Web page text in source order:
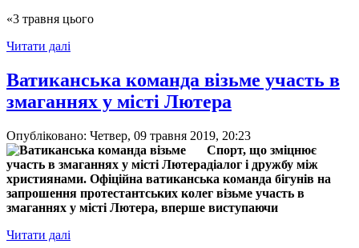
«3 травня цього
Читати далі
Ватиканська команда візьме участь в
змаганнях у місті Лютера
Опубліковано: Четвер, 09 травня 2019, 20:23
Спорт, що зміцнює
діалог і дружбу між
християнами. Офіційна ватиканська команда бігунів на
запрошення протестантських колег візьме участь в
змаганнях у місті Лютера, вперше виступаючи
Читати далі